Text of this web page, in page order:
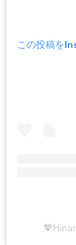
この投稿を